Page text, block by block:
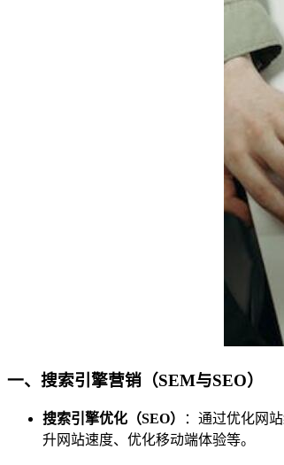
一、搜索引擎营销（SEM与SEO）
搜索引擎优化（SEO）
：通过优化网
升网站速度、优化移动端体验等。